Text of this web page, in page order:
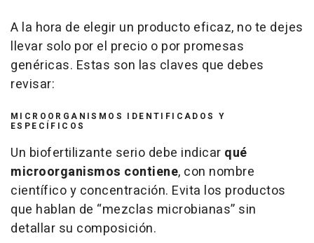
A la hora de elegir un producto eficaz, no te dejes
llevar solo por el precio o por promesas
genéricas. Estas son las claves que debes
revisar:
MICROORGANISMOS IDENTIFICADOS Y
ESPECÍFICOS
Un biofertilizante serio debe indicar qué
microorganismos contiene, con nombre
científico y concentración. Evita los productos
que hablan de “mezclas microbianas” sin
detallar su composición.